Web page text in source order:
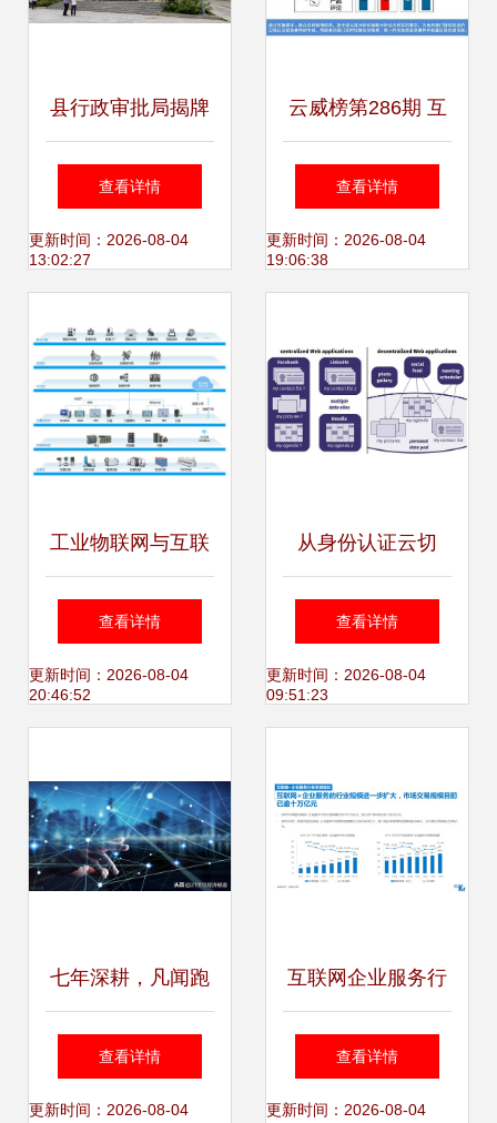
县行政审批局揭牌
成立，开启“互联网
+数据服务”新篇章
查看详情
更新时间：2026-08-04
13:02:27
云威榜第286期 互
联网数据服务赋能
智慧食药，大数据
查看详情
更新时间：2026-08-04
19:06:38
工业物联网与互联
网数据服务 共筑智
能制造的基石
查看详情
更新时间：2026-08-04
20:46:52
从身份认证云切
入，蒸汽记忆欲助
C端重掌数据使用
查看详情
更新时间：2026-08-04
09:51:23
七年深耕，凡闻跑
通数据内容生态链
撬动互联网数据服
查看详情
更新时间：2026-08-04
互联网企业服务行
业 云与数据的融合
革命
查看详情
更新时间：2026-08-04